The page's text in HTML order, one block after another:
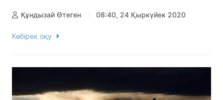
Құндызай Өтеген 08:40, 24 Қыркүйек 2020
Көбірек оқу